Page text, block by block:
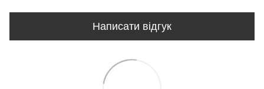
Написати відгук